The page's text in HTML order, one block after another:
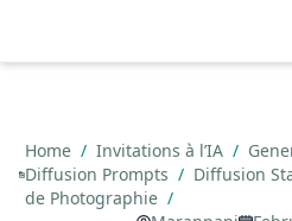
Home / Invitations à l’IA /
Diffusion Prompts / Diffusion
de Photographie /